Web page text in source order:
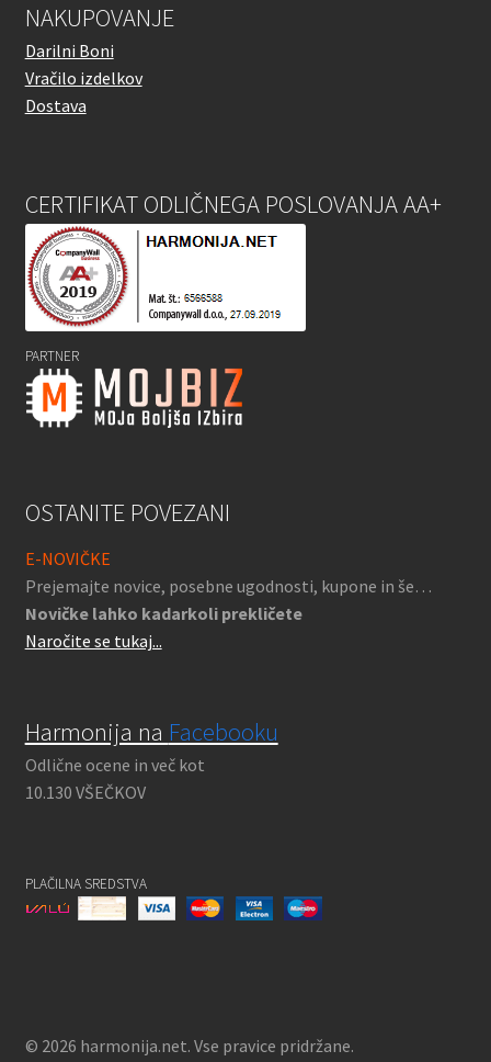
NAKUPOVANJE
Darilni Boni
Vračilo izdelkov
Dostava
CERTIFIKAT ODLIČNEGA POSLOVANJA AA+
PARTNER
OSTANITE POVEZANI
E-NOVIČKE
Prejemajte novice, posebne ugodnosti, kupone in še…
Novičke lahko kadarkoli prekličete
Naročite se tukaj...
Harmonija na Facebooku
Odlične ocene in več kot
10.130 VŠEČKOV
PLAČILNA SREDSTVA
© 2026 harmonija.net. Vse pravice pridržane.